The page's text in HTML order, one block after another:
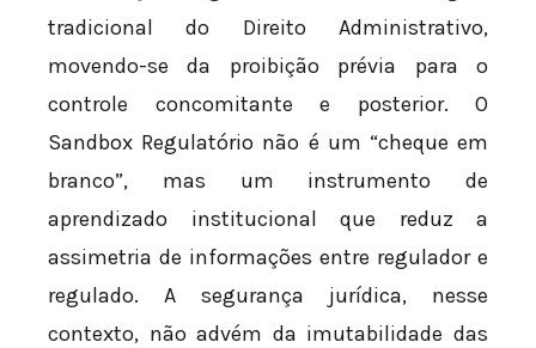
tradicional do Direito Administrativo,
movendo-se da proibição prévia para o
controle concomitante e posterior. O
Sandbox Regulatório não é um “cheque em
branco”, mas um instrumento de
aprendizado institucional que reduz a
assimetria de informações entre regulador e
regulado. A segurança jurídica, nesse
contexto, não advém da imutabilidade das